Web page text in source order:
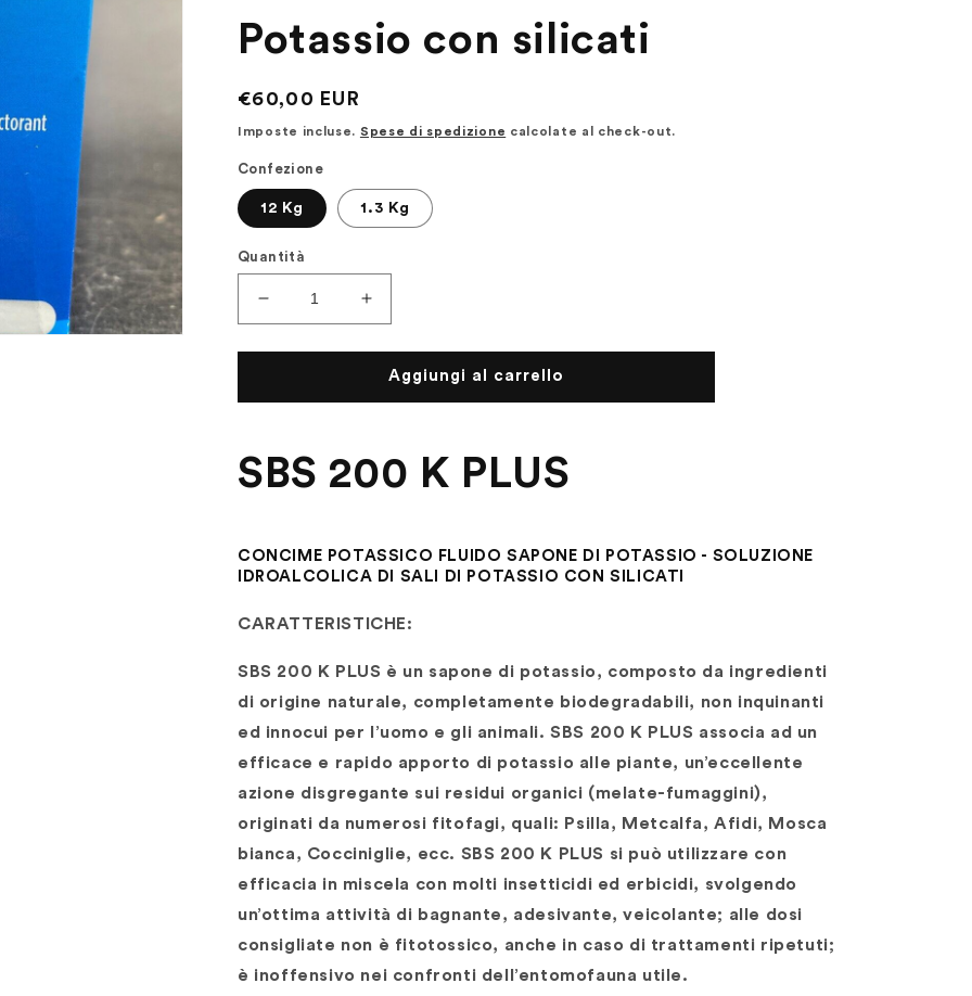
Potassio con silicati
Prezzo
di
€60,00 EUR
Imposte incluse. Spese di spedizione calcolate al check-out.
Confezione
12 Kg 1.3 Kg
Quantità
Diminuisci
quantità
per
200
Concime
in
soluzione
di
di
Potassio
con
silicati
Aumenta
quantità
per
SBS
200
-
Concime
in
soluzione
di
di
Potassio
silicati
Aggiungi al carrello
SBS 200 K PLUS
CONCIME POTASSICO FLUIDO SAPONE DI POTASSIO - SOLUZIONE
IDROALCOLICA DI SALI DI POTASSIO CON SILICATI
CARATTERISTICHE:
SBS 200 K PLUS è un sapone di potassio, composto da ingredienti
di origine naturale, completamente biodegradabili, non inquinanti
ed innocui per l’uomo e gli animali. SBS 200 K PLUS associa ad un
efficace e rapido apporto di potassio alle piante, un’eccellente
azione disgregante sui residui organici (melate-fumaggini),
originati da numerosi fitofagi, quali: Psilla, Metcalfa, Afidi, Mosca
bianca, Cocciniglie, ecc. SBS 200 K PLUS si può utilizzare con
efficacia in miscela con molti insetticidi ed erbicidi, svolgendo
un’ottima attività di bagnante, adesivante, veicolante; alle dosi
consigliate non è fitotossico, anche in caso di trattamenti ripetuti;
è inoffensivo nei confronti dell’entomofauna utile.